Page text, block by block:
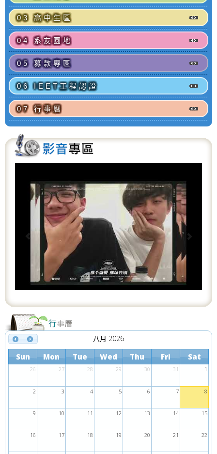
03 高中生區
04 系友園地
05 募款專區
06 IEET工程認證
07 行事曆
e
x
t
八月 2026
Sun Mon Tue Wed Thu Fri Sat
26 27 28 29 30 31 1
2 3 4 5 6 7 8
9 10 11 12 13 14 15
16 17 18 19 20 21 22